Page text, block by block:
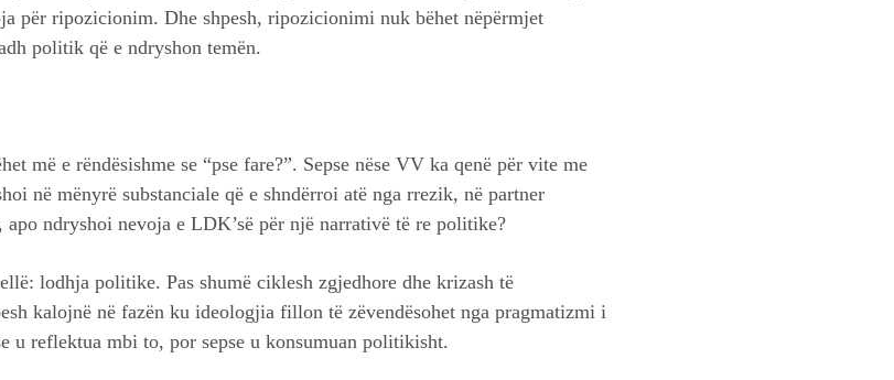
për ripozicionim. Dhe shpesh, ripozicionimi nuk bëhet nëpërmjet
politik që e ndryshon temën.
më e rëndësishme se “pse fare?”. Sepse nëse VV ka qenë për vite me
në mënyrë substanciale që e shndërroi atë nga rrezik, në partner
ndryshoi nevoja e LDK’së për një narrativë të re politike?
lodhja politike. Pas shumë ciklesh zgjedhore dhe krizash të
kalojnë në fazën ku ideologjia fillon të zëvendësohet nga pragmatizmi i
u reflektua mbi to, por sepse u konsumuan politikisht.